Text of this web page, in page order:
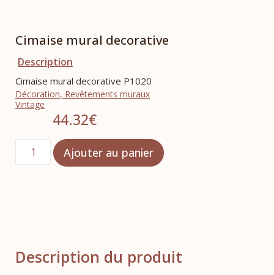
Cimaise mural decorative
Description
Cimaise mural decorative P1020
Décoration, Revêtements muraux
Vintage
44.32€
Ajouter au panier
Description du produit